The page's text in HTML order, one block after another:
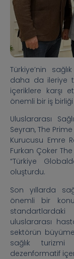
Türkiye’nin
daha da ileriye
içeriklere karşı
önemli bir iş birliği
Uluslararası
Seyran, The
Kurucusu Emre
Furkan Çoker
“Türkiye
oluşturdu.
Son yıllarda
önemli bir
uluslararası
sektörün
sağlık turizmi
dezenformatif